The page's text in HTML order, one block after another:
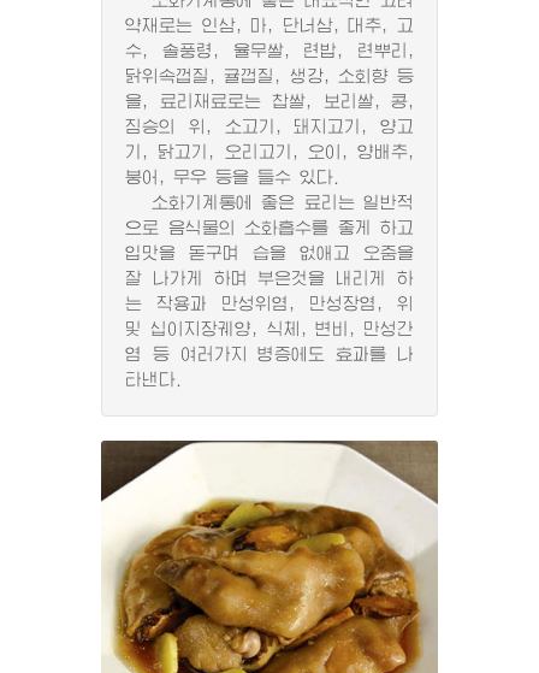
약재로는 인삼, 마, 단너삼, 대추, 고
수, 솔풍령, 율무쌀, 련밥, 련뿌리,
닭위속껍질, 귤껍질, 생강, 소회향 등
을, 료리재료로는 찹쌀, 보리쌀, 콩,
짐승의 위, 소고기, 돼지고기, 양고
기, 닭고기, 오리고기, 오이, 양배추,
붕어, 무우 등을 들수 있다.
소화기계통에 좋은 료리는 일반적
으로 음식물의 소화흡수를 좋게 하고
입맛을 돋구며 습을 없애고 오줌을
잘 나가게 하며 부은것을 내리게 하
는 작용과 만성위염, 만성장염, 위
및 십이지장궤양, 식체, 변비, 만성간
염 등 여러가지 병증에도 효과를 나
타낸다.